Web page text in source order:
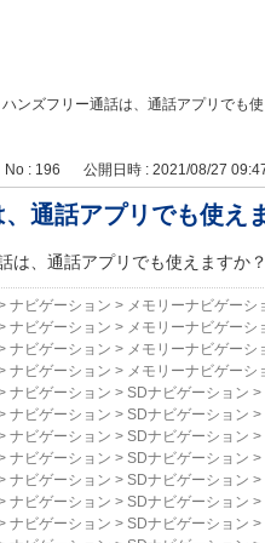
ハンズフリー通話は、通話アプリでも
No : 196 公開日時 : 2021/08/27
通話アプリでも使え
は、 通話アプリでも使えますか
ナビゲーション > メモリーナビゲーシ
ナビゲーション > メモリーナビゲーシ
ナビゲーション > メモリーナビゲーシ
ナビゲーション > メモリーナビゲーシ
ナビゲーション > SDナビゲーション >
ナビゲーション > SDナビゲーション >
ナビゲーション > SDナビゲーション >
ナビゲーション > SDナビゲーション >
ナビゲーション > SDナビゲーション >
ナビゲーション > SDナビゲーション >
ナビゲーション > SDナビゲーション >